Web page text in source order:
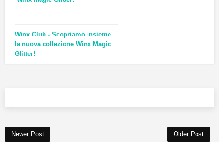
Winx Club - Scopriamo insieme
la nuova collezione Winx Magic
Glitter!
Newer Post Older Post